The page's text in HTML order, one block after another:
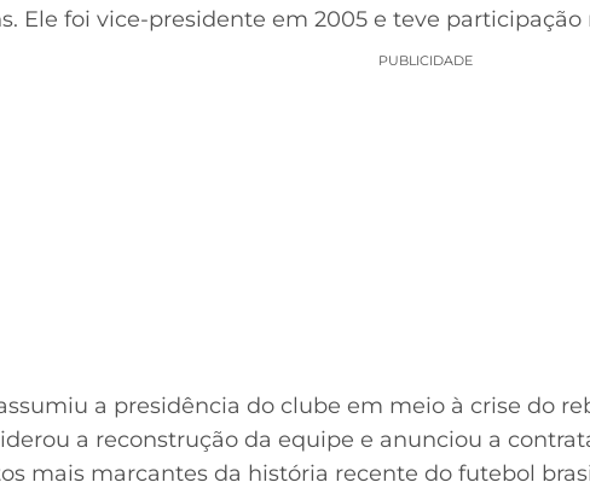
Ele foi vice-presidente em 2005 e teve
PUBLICIDADE
a presidência do clube em meio à crise do
a reconstrução da equipe e anunciou a
mais marcantes da história recente do futebol